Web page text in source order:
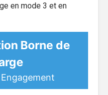
en mode 3 et en